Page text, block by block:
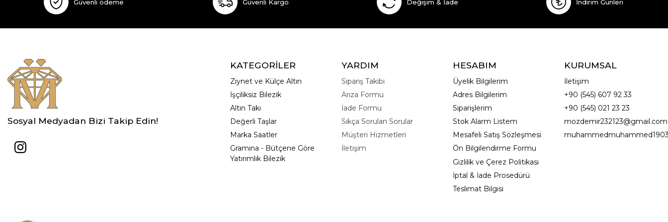
Güvenli ödeme Güvenli Kargo Değişim & İade İndirim Günleri
Sosyal Medyadan Bizi Takip Edin!
KATEGORİLER
Ziynet ve Külçe Altın
İşçiliksiz Bilezik
Altın Takı
Değerli Taşlar
Marka Saatler
Gramına - Bütçene Göre
Yatırımlık Bilezik
YARDIM
Sipariş Takibi
Arıza Formu
İade Formu
Sıkça Sorulan Sorular
Müşteri Hizmetleri
İletişim
HESABIM
Üyelik Bilgilerim
Adres Bilgilerim
Siparişlerim
Stok Alarm Listem
Mesafeli Satış Sözleşmesi
Ön Bilgilendirme Formu
Gizlilik ve Çerez Politikası
İptal & İade Prosedürü
Teslimat Bilgisi
KURUMSAL
İletişim
+90 (545) 607 92 33
+90 (545) 021 23 23
mozdemir232123@gmail.com